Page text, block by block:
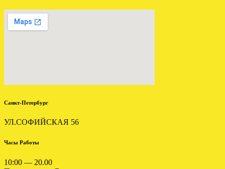
.
ОТПРАВЛЕНА АКПП
Санкт-Петербург
УЛ.СОФИЙСКАЯ 56
Часы Работы
10:00 — 20.00